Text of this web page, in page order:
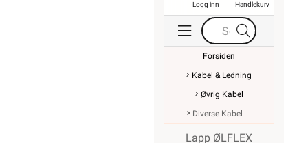
Logg inn Handlekurv
Forsiden
Kabel & Ledning
Øvrig Kabel
Diverse Kabel
Lapp ØLFLEX